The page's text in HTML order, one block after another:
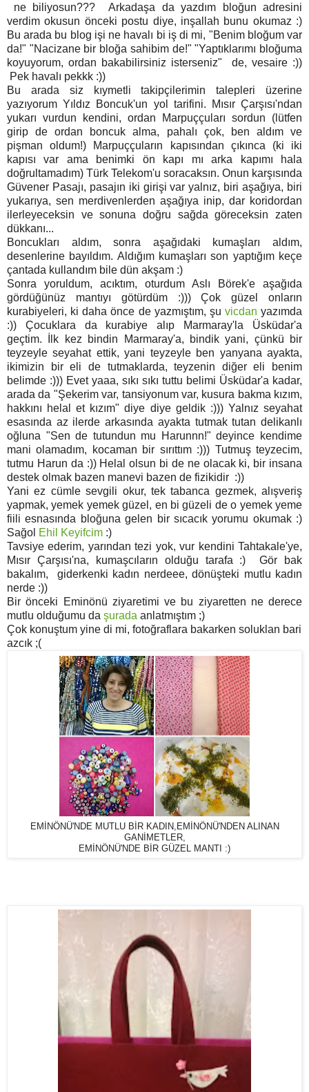
ne biliyosun??? Arkadaşa da yazdım bloğun adresini
verdim okusun önceki postu diye, inşallah bunu okumaz :)
Bu arada bu blog işi ne havalı bi iş di mi, "Benim bloğum var
da!" "Nacizane bir bloğa sahibim de!" "Yaptıklarımı bloğuma
koyuyorum, ordan bakabilirsiniz isterseniz" de, vesaire :))
Pek havalı pekkk :))
Bu arada siz kıymetli takipçilerimin talepleri üzerine
yazıyorum Yıldız Boncuk'un yol tarifini. Mısır Çarşısı'ndan
yukarı vurdun kendini, ordan Marpuççuları sordun (lütfen
girip de ordan boncuk alma, pahalı çok, ben aldım ve
pişman oldum!) Marpuççuların kapısından çıkınca (ki iki
kapısı var ama benimki ön kapı mı arka kapımı hala
doğrultamadım) Türk Telekom'u soracaksın. Onun karşısında
Güvener Pasajı, pasajın iki girişi var yalnız, biri aşağıya, biri
yukarıya, sen merdivenlerden aşağıya inip, dar koridordan
ilerleyeceksin ve sonuna doğru sağda göreceksin zaten
dükkanı...
Boncukları aldım, sonra aşağıdaki kumaşları aldım,
desenlerine bayıldım. Aldığım kumaşları son yaptığım keçe
çantada kullandım bile dün akşam :)
Sonra yoruldum, acıktım, oturdum Aslı Börek'e aşağıda
gördüğünüz mantıyı götürdüm :))) Çok güzel onların
kurabiyeleri, ki daha önce de yazmıştım, şu vicdan yazımda
:)) Çocuklara da kurabiye alıp Marmaray'la Üsküdar'a
geçtim. İlk kez bindin Marmaray'a, bindik yani, çünkü bir
teyzeyle seyahat ettik, yani teyzeyle ben yanyana ayakta,
ikimizin bir eli de tutmaklarda, teyzenin diğer eli benim
belimde :))) Evet yaaa, sıkı sıkı tuttu belimi Üsküdar'a kadar,
arada da "Şekerim var, tansiyonum var, kusura bakma kızım,
hakkını helal et kızım" diye diye geldik :))) Yalnız seyahat
esasında az ilerde arkasında ayakta tutmak tutan delikanlı
oğluna "Sen de tutundun mu Harunnn!" deyince kendime
mani olamadım, kocaman bir sırıttım :))) Tutmuş teyzecim,
tutmu Harun da :)) Helal olsun bi de ne olacak ki, bir insana
destek olmak bazen manevi bazen de fizikidir :))
Yani ez cümle sevgili okur, tek tabanca gezmek, alışveriş
yapmak, yemek yemek güzel, en bi güzeli de o yemek yeme
fiili esnasında bloğuna gelen bir sıcacık yorumu okumak :)
Sağol Ehil Keyifcim :)
Tavsiye ederim, yarından tezi yok, vur kendini Tahtakale'ye,
Mısır Çarşısı'na, kumaşcıların olduğu tarafa :) Gör bak
bakalım, giderkenki kadın nerdeee, dönüşteki mutlu kadın
nerde :))
Bir önceki Eminönü ziyaretimi ve bu ziyaretten ne derece
mutlu olduğumu da şurada anlatmıştım ;)
Çok konuştum yine di mi, fotoğraflara bakarken soluklan bari
azcık ;(
EMİNÖNÜ'NDE MUTLU BİR KADIN, EMİNÖNÜ'NDEN ALINAN
GANİMETLER,
EMİNÖNÜ'NDE BİR GÜZEL MANTI :)